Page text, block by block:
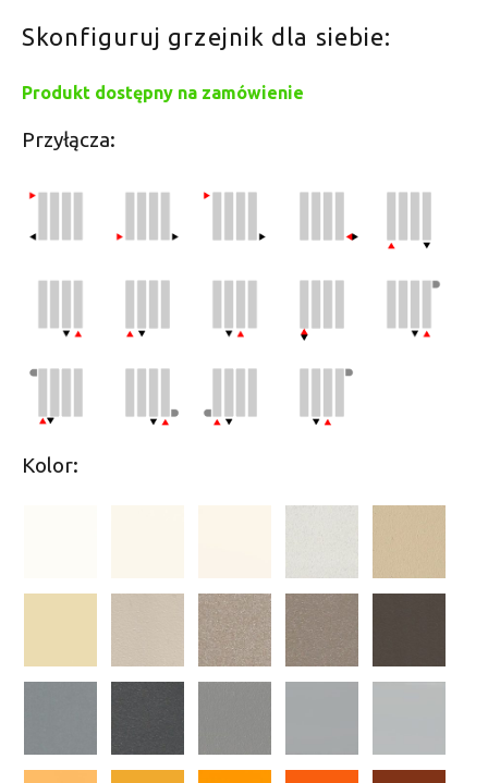
Skonfiguruj grzejnik dla siebie:
Produkt dostępny na zamówienie
Przyłącza:
Kolor: